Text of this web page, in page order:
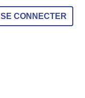
SE CONNECTER